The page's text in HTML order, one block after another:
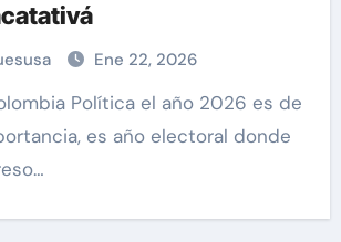
Ene 22, 2026
Política el año 2026 es de
es año electoral donde